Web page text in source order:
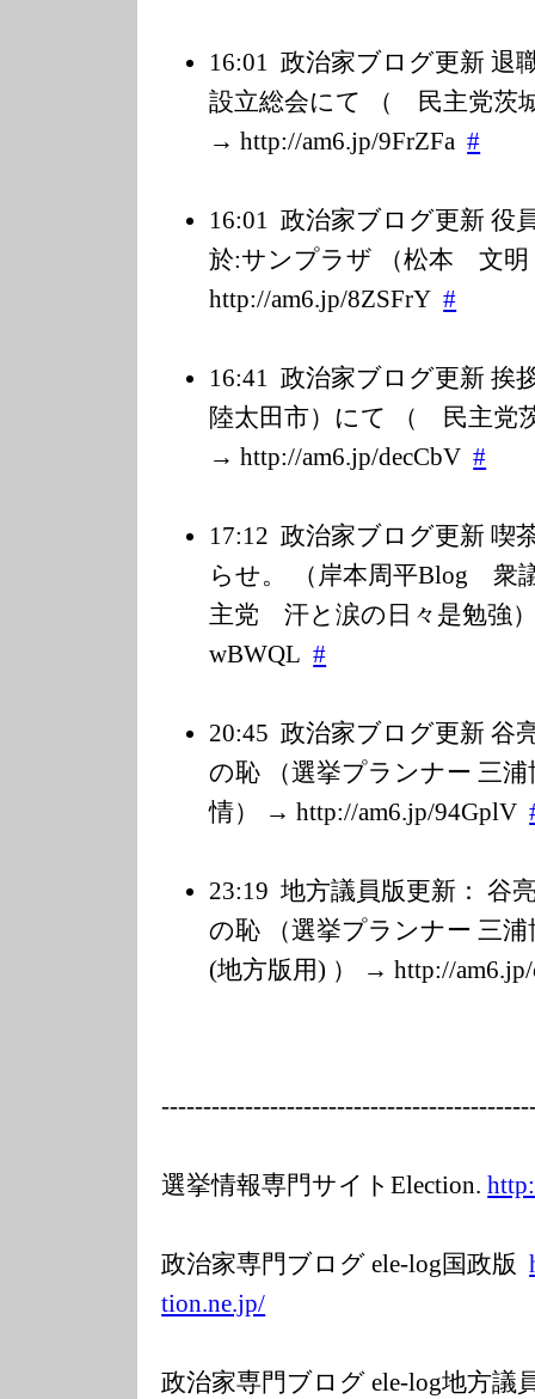
16:01 政治家ブログ更新 退
設立総会にて （ 民主党茨
→ http://am6.jp/9FrZFa #
16:01 政治家ブログ更新
於:サンプラザ （松本 文
http://am6.jp/8ZSFrY #
16:41 政治家ブログ更新 挨
陸太田市）にて （ 民主党
→ http://am6.jp/decCbV #
17:12 政治家ブログ更新 喫
らせ。 （岸本周平Blog
主党 汗と涙の日々是勉強
wBWQL #
20:45 政治家ブログ更新 谷
の恥 （選挙プランナー 三
情） → http://am6.jp/94GplV
23:19 地方議員版更新： 谷
の恥 （選挙プランナー 三
(地方版用) ） → http://
---------------------------------------
選挙情報専門サイトElection.
政治家専門ブログ ele-log国政版
tion.ne.jp/
政治家専門ブログ ele-log地方議